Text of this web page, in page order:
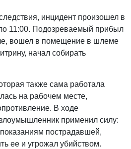
инцидент произошел в
11:00. Подозреваемый прибыл
вошел в помещение в шлеме
начал собирать
также сама работала
на рабочем месте,
В ходе
применил силу:
пострадавшей,
ее и угрожал убийством.